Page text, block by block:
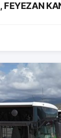
FEYEZAN